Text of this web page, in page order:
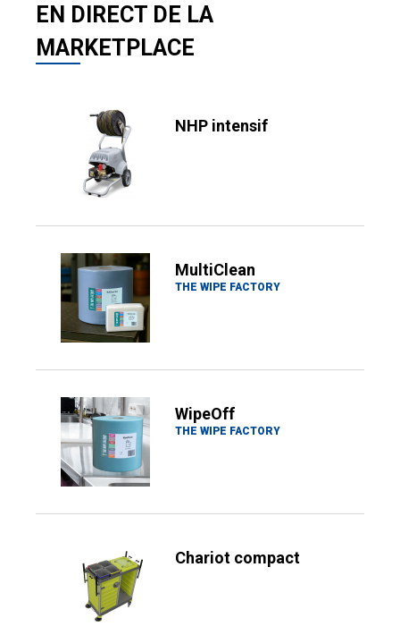
EN DIRECT DE LA
MARKETPLACE
NHP intensif
THE WIPE FACTORY
MultiClean
THE WIPE FACTORY
WipeOff
Chariot compact